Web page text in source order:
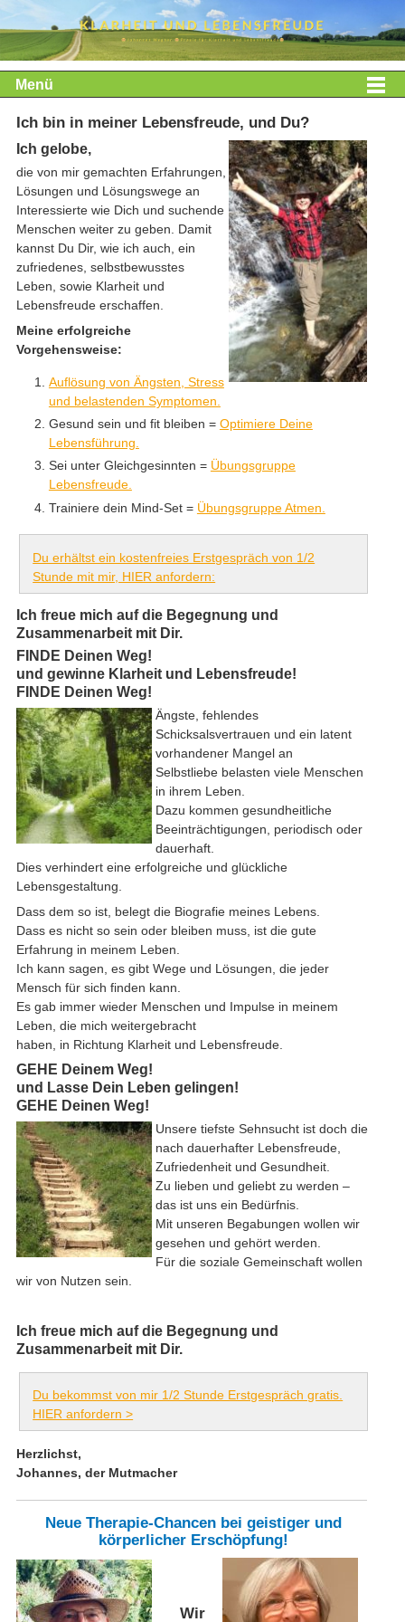
Menü
Ich bin in meiner Lebensfreude, und Du?
Ich gelobe,
die von mir gemachten Erfahrungen,
Lösungen und Lösungswege an
Interessierte wie Dich und suchende
Menschen weiter zu geben. Damit
kannst Du Dir, wie ich auch, ein
zufriedenes, selbstbewusstes
Leben, sowie Klarheit und
Lebensfreude erschaffen.
Meine erfolgreiche
Vorgehensweise:
Auflösung von Ängsten, Stress
und belastenden Symptomen.
Gesund sein und fit bleiben = Optimiere Deine
Lebensführung.
Sei unter Gleichgesinnten = Übungsgruppe
Lebensfreude.
Trainiere dein Mind-Set = Übungsgruppe Atmen.
Du erhältst ein kostenfreies Erstgespräch von 1/2
Stunde mit mir, HIER anfordern:
Ich freue mich auf die Begegnung und
Zusammenarbeit mit Dir.
FINDE Deinen Weg!
und gewinne Klarheit und Lebensfreude!
FINDE Deinen Weg!
Ängste, fehlendes
Schicksalsvertrauen und ein latent
vorhandener Mangel an
Selbstliebe belasten viele Menschen
in ihrem Leben.
Dazu kommen gesundheitliche
Beeinträchtigungen, periodisch oder
dauerhaft.
Dies verhindert eine erfolgreiche und glückliche
Lebensgestaltung.
Dass dem so ist, belegt die Biografie meines Lebens.
Dass es nicht so sein oder bleiben muss, ist die gute
Erfahrung in meinem Leben.
Ich kann sagen, es gibt Wege und Lösungen, die jeder
Mensch für sich finden kann.
Es gab immer wieder Menschen und Impulse in meinem
Leben, die mich weitergebracht
haben, in Richtung Klarheit und Lebensfreude.
GEHE Deinem Weg!
und Lasse Dein Leben gelingen!
GEHE Deinen Weg!
Unsere tiefste Sehnsucht ist doch die
nach dauerhafter Lebensfreude,
Zufriedenheit und Gesundheit.
Zu lieben und geliebt zu werden –
das ist uns ein Bedürfnis.
Mit unseren Begabungen wollen wir
gesehen und gehört werden.
Für die soziale Gemeinschaft wollen
wir von Nutzen sein.
Ich freue mich auf die Begegnung und
Zusammenarbeit mit Dir.
Du bekommst von mir 1/2 Stunde Erstgespräch gratis.
HIER anfordern >
Herzlichst,
Johannes, der Mutmacher
Neue Therapie-Chancen bei geistiger und
körperlicher Erschöpfung!
Wir